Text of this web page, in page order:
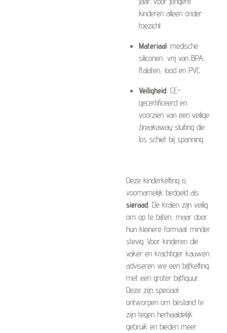
kinderen alleen onder
toezicht
Materiaal: medische
siliconen, vrij van BPA,
ftalaten, lood en PVC
Veiligheid: CE-
gecertificeerd en
voorzien van een veilige
breakawaysluiting die
los schiet bij spanning
Deze kinderketting is
voornamelijk bedoeld als
sieraad . De kralen zijn veilig
om op te bijten, maar door
hun kleinere formaat minder
stevig. Voor kinderen die
vaker en krachtiger kauwen,
adviseren we een bijtketting
met een groter bijtfiguur.
Deze zijn speciaal
ontworpen om bestand te
zijn tegen herhaaldelijk
gebruik en bieden meer